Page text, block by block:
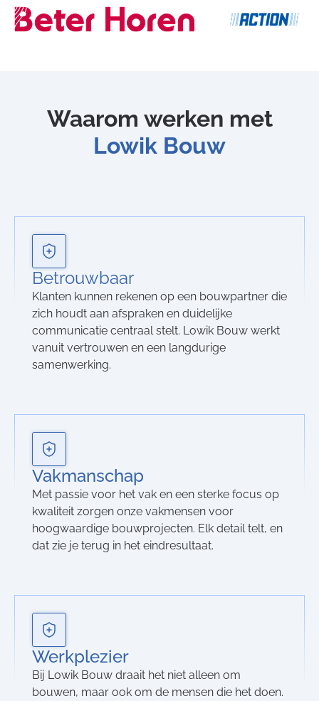
Waarom werken met
Lowik Bouw
Betrouwbaar
Klanten kunnen rekenen op een bouwpartner die
zich houdt aan afspraken en duidelijke
communicatie centraal stelt. Lowik Bouw werkt
vanuit vertrouwen en een langdurige
samenwerking.
Vakmanschap
Met passie voor het vak en een sterke focus op
kwaliteit zorgen onze vakmensen voor
hoogwaardige bouwprojecten. Elk detail telt, en
dat zie je terug in het eindresultaat.
Werkplezier
Bij Lowik Bouw draait het niet alleen om
bouwen, maar ook om de mensen die het doen.